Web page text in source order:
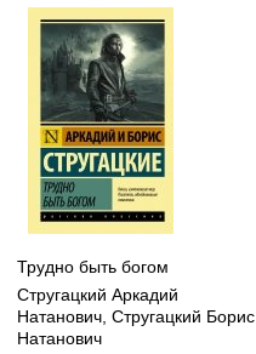
Трудно быть богом
Стругацкий Аркадий
Натанович Стругацкий Борис
Натанович